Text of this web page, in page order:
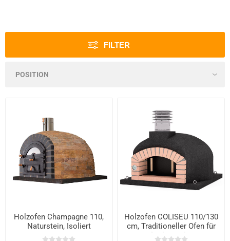
FILTER
Holzofen Champagne 110,
Naturstein, Isoliert
Holzofen COLISEU 110/130
cm, Traditioneller Ofen für
Außenbereich mit